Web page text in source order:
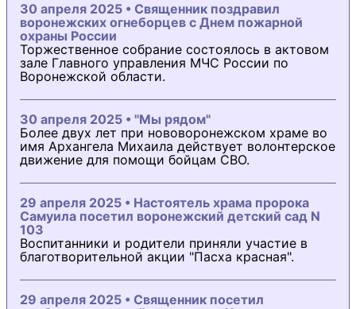
30 апреля 2025 • Священник поздравил
воронежских огнеборцев с Днем пожарной
охраны России
Торжественное собрание состоялось в актовом
зале Главного управления МЧС России по
Воронежской области.
30 апреля 2025 • "Мы рядом"
Более двух лет при нововоронежском храме во
имя Архангела Михаила действует волонтерское
движение для помощи бойцам СВО.
29 апреля 2025 • Настоятель храма пророка
Самуила посетил воронежский детский сад N
103
Воспитанники и родители приняли участие в
благотворительной акции "Пасха красная".
29 апреля 2025 • Священник посетил